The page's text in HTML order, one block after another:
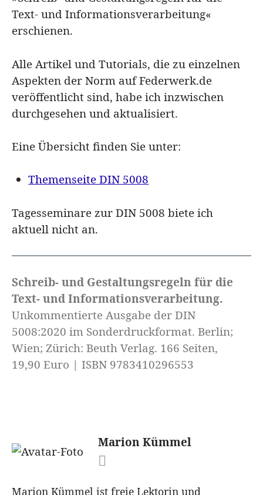
Text- und Informationsverarbeitung«
erschienen.
Alle Artikel und Tutorials, die zu einzelnen
Aspekten der Norm auf Federwerk.de
veröffentlicht sind, habe ich inzwischen
durchgesehen und aktualisiert.
Eine Übersicht finden Sie unter:
Themenseite DIN 5008
Tagesseminare zur DIN 5008 biete ich
aktuell nicht an.
Schreib- und Gestaltungsregeln für die
Text- und Informationsverarbeitung.
Unkommentierte Ausgabe der DIN
5008:2020 im Sonderdruckformat. Berlin;
Wien; Zürich: Beuth Verlag. 166 Seiten,
19,90 Euro | ISBN 9783410296553
Marion Kümmel
Marion Kümmel ist freie Lektorin und